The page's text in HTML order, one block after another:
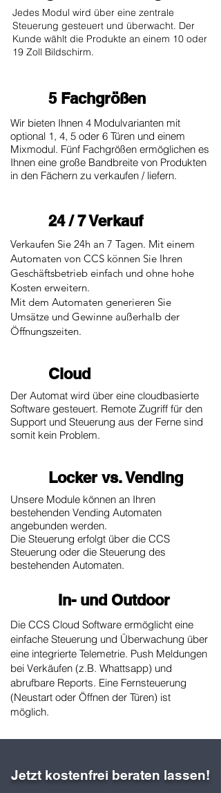
Jedes Modul wird über eine zentrale
Steuerung gesteuert und überwacht. Der
Kunde wählt die Produkte an einem 10 oder
19 Zoll Bildschirm.
5 Fachgrößen
Wir bieten Ihnen 4 Modulvarianten mit
optional 1, 4, 5 oder 6 Türen und einem
Mixmodul. Fünf Fachgrößen ermöglichen es
Ihnen eine große Bandbreite von Produkten
in den Fächern zu verkaufen / liefern.
24 / 7 Verkauf
Verkaufen Sie 24h an 7 Tagen. Mit einem
Automaten von CCS können Sie Ihren
Geschäftsbetrieb einfach und ohne hohe
Kosten erweitern.
Mit dem Automaten generieren Sie
Umsätze und Gewinne außerhalb der
Öffnungszeiten.
Cloud
Der Automat wird über eine cloudbasierte
Software gesteuert. Remote Zugriff für den
Support und Steuerung aus der Ferne sind
somit kein Problem.
Locker vs. Vending
Unsere Module können an Ihren
bestehenden Vending Automaten
angebunden werden.
Die Steuerung erfolgt über die CCS
Steuerung oder die Steuerung des
bestehenden Automaten.
In- und Outdoor
Die CCS Cloud Software ermöglicht eine
einfache Steuerung und Überwachung über
eine integrierte Telemetrie. Push Meldungen
bei Verkäufen (z.B. Whattsapp) und
abrufbare Reports. Eine Fernsteuerung
(Neustart oder Öffnen der Türen) ist
möglich.
Jetzt kostenfrei beraten lassen!